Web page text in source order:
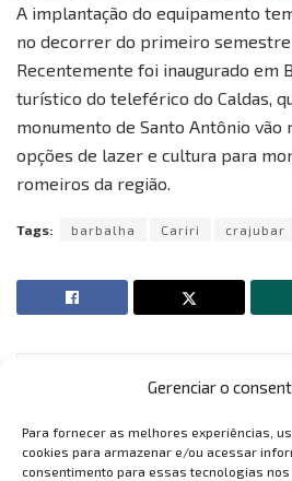
Gerenciar o
Para fornecer as melhores experiências,
cookies para armazenar e/ou acessar
consentimento para essas tecnologias
A implantação do equipamento
no decorrer do primeiro semestre
Recentemente foi inaugurado em
turístico do teleférico do Caldas,
monumento de Santo Antônio
opções de lazer e cultura para
romeiros da região.
Tags: barbalha Cariri crajubar
VemTambém